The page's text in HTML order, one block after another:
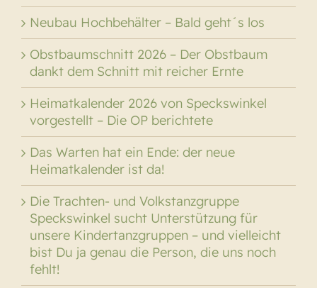
Neubau Hochbehälter – Bald geht´s los
Obstbaumschnitt 2026 – Der Obstbaum
dankt dem Schnitt mit reicher Ernte
Heimatkalender 2026 von Speckswinkel
vorgestellt – Die OP berichtete
Das Warten hat ein Ende: der neue
Heimatkalender ist da!
Die Trachten- und Volkstanzgruppe
Speckswinkel sucht Unterstützung für
unsere Kindertanzgruppen – und vielleicht
bist Du ja genau die Person, die uns noch
fehlt!